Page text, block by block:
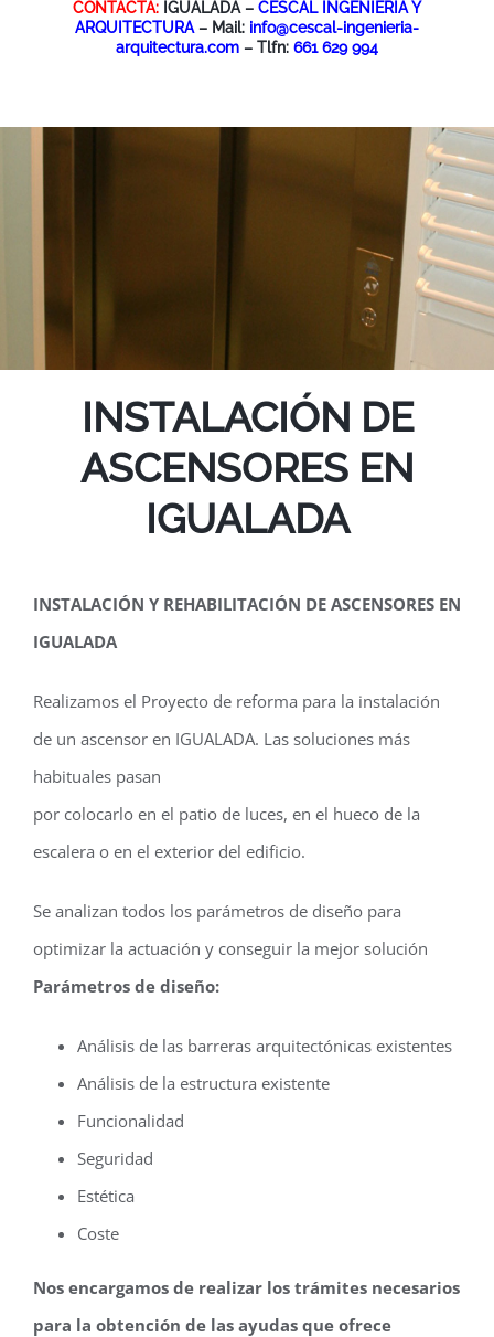
CONTACTA: IGUALADA – CESCAL INGENIERIA Y
ARQUITECTURA – Mail: info@cescal-ingenieria-
arquitectura.com – Tlfn: 661 629 994
INSTALACIÓN DE
ASCENSORES EN
IGUALADA
INSTALACIÓN Y REHABILITACIÓN DE ASCENSORES EN
IGUALADA
Realizamos el Proyecto de reforma para la instalación
de un ascensor en IGUALADA. Las soluciones más
habituales pasan
por colocarlo en el patio de luces, en el hueco de la
escalera o en el exterior del edificio.
Se analizan todos los parámetros de diseño para
optimizar la actuación y conseguir la mejor solución
Parámetros de diseño:
Análisis de las barreras arquitectónicas existentes
Análisis de la estructura existente
Funcionalidad
Seguridad
Estética
Coste
Nos encargamos de realizar los trámites necesarios
para la obtención de las ayudas que ofrece